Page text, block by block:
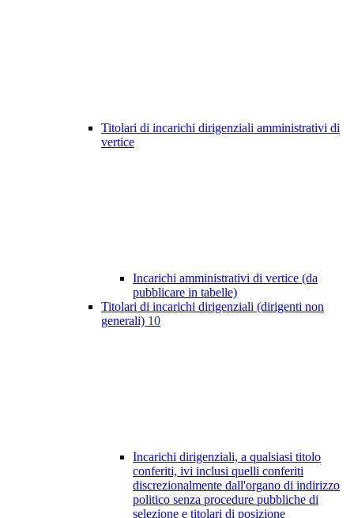
Titolari di incarichi dirigenziali amministrativi di
vertice
Incarichi amministrativi di vertice (da
pubblicare in tabelle)
Titolari di incarichi dirigenziali (dirigenti non
generali) 10
Incarichi dirigenziali, a qualsiasi titolo
conferiti, ivi inclusi quelli conferiti
discrezionalmente dall'organo di indirizzo
politico senza procedure pubbliche di
selezione e titolari di posizione